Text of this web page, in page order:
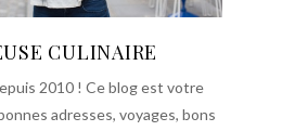
CULINAIRE
2010 ! Ce blog est votre
adresses, voyages, bons